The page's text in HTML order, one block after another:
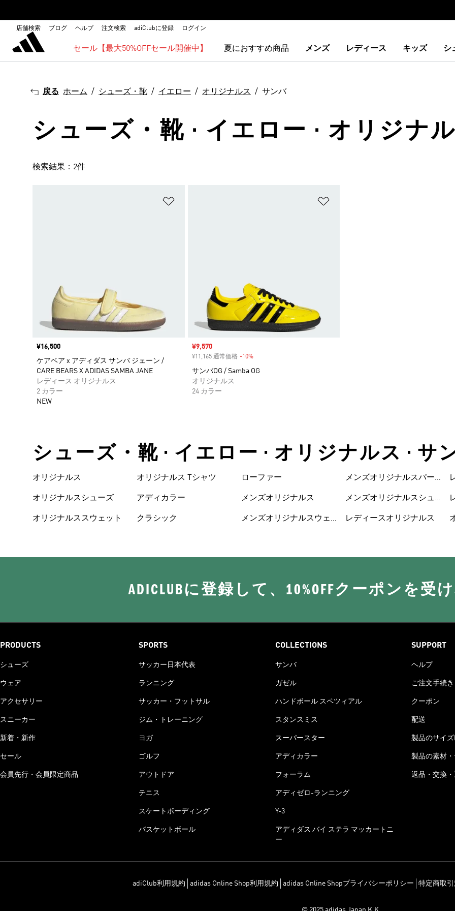
店舗検索 ブログ ヘルプ 注文検索 adiClubに登録 ログイン
セール【最大50%OFFセール開催中】 夏におすすめ商品 メンズ レディース キッズ シ
戻る ホーム シューズ・靴 イエロー オリジナルス サンバ
シューズ・靴 · イエロー · オリジナ
検索結果：2件
価格
¥16,500
ケアベア x アディダス サンバ ジェーン /
CARE BEARS X ADIDAS SAMBA JANE
レディース オリジナルス
2 カラー
NEW
セール価格
¥9,570
¥11,165 通常価格 -10%割引
サンバOG / Samba OG
オリジナルス
24 カラー
シューズ・靴 • イエロー • オリジナルス • サ
オリジナルス
オリジナルスシューズ
オリジナルススウェット
オリジナルス Tシャツ
アディカラー
クラシック
ローファー
メンズオリジナルス
メンズオリジナルスウェ
メンズオリジナルスパー
メンズオリジナルスシュ
レディースオリジナルス
ADICLUBに登録して、10%OFFクーポンを受
PRODUCTS
シューズ
ウェア
アクセサリー
スニーカー
新着・新作
セール
会員先行・会員限定商品
SPORTS
サッカー日本代表
ランニング
サッカー・フットサル
ジム・トレーニング
ヨガ
ゴルフ
アウトドア
テニス
スケートボーディング
バスケットボール
COLLECTIONS
サンバ
ガゼル
ハンドボール スペツィアル
スタンスミス
スーパースター
アディカラー
フォーラム
アディゼロ-ランニング
Y-3
アディダス バイ ステラ マッカートニ
ー
SUPPORT
ヘルプ
ご注文手続
クーポン
配送
製品のサイ
製品の素材
返品・交換・
adiClub利用規約 adidas Online Shop利用規約 adidas Online Shopプライバシーポリシー 特定商取